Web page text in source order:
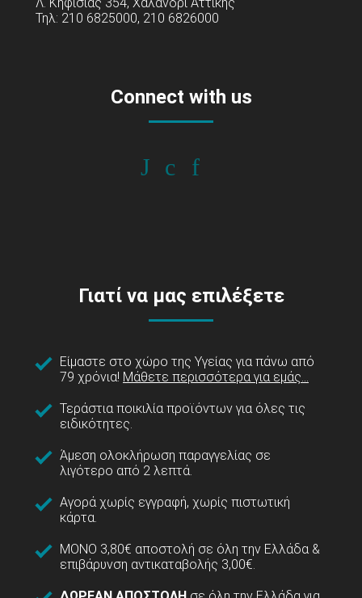
Τηλ: 210 6825000, 210 6826000
Connect with us
Γιατί να μας επιλέξετε
Είμαστε στο χώρο της Υγείας για πάνω από
79 χρόνια! Μάθετε περισσότερα για εμάς...
Τεράστια ποικιλία προϊόντων για όλες τις
ειδικότητες.
Άμεση ολοκλήρωση παραγγελίας σε
λιγότερο από 2 λεπτά.
Αγορά χωρίς εγγραφή, χωρίς πιστωτική
κάρτα.
ΜΟΝΟ 3,80€ αποστολή σε όλη την Ελλάδα &
επιβάρυνση αντικαταβολής 3,00€.